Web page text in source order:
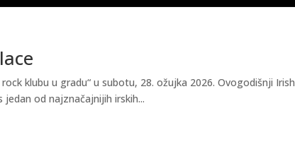
klubu u gradu“ u subotu, 28. ožujka 2026. Ovogodišnji Irish
od najznačajnijih irskih...